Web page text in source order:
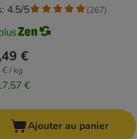
€
/ kg
€
4.5/5 (267)
Ajouter au panier